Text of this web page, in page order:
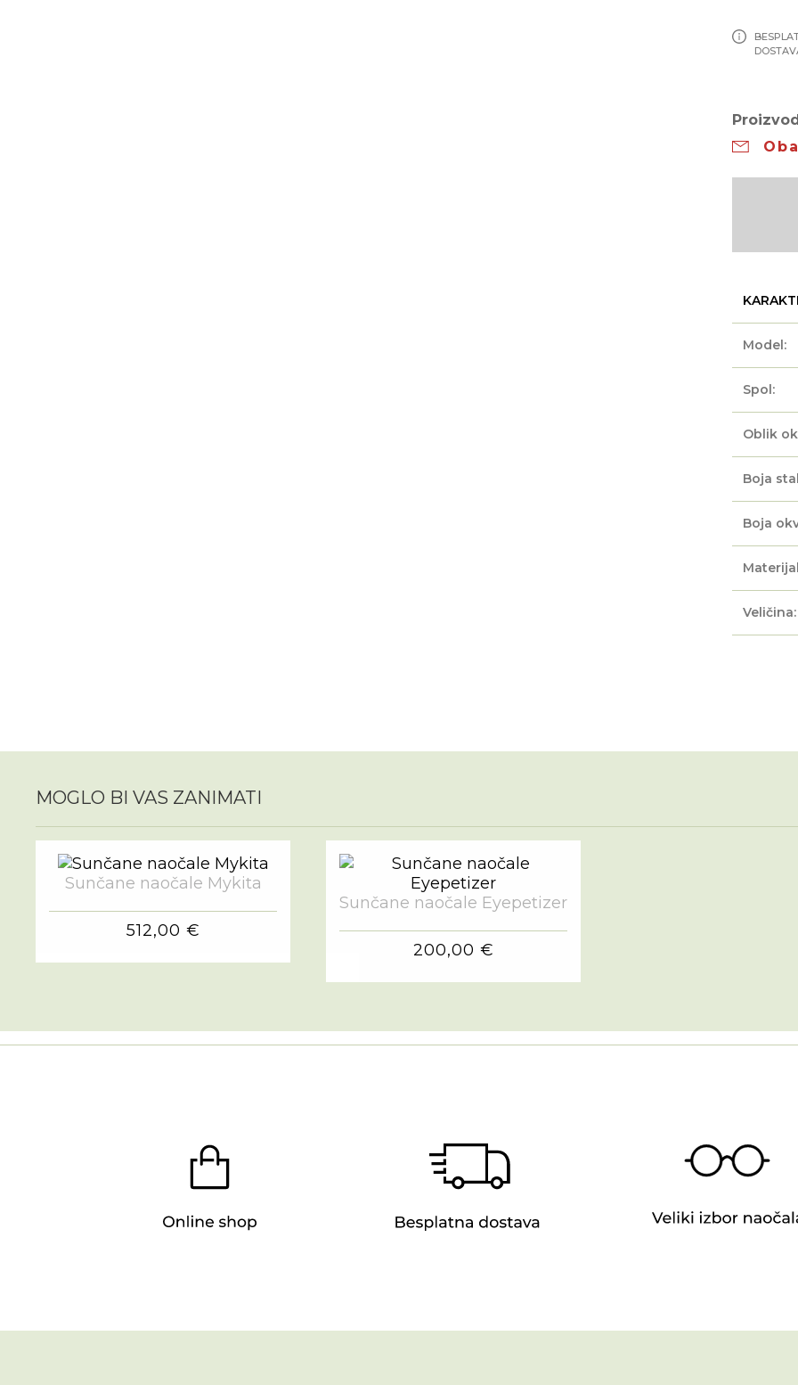
Model:
Spol:
Oblik
Boja
Boja
Veličina:
MOGLO BI VAS ZANIMATI
Sunčane naočale Mykita
512,00 €
Sunčane naočale Eyepetizer
200,00 €